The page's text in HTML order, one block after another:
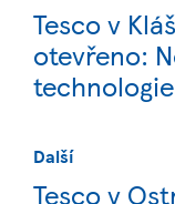
Tesco v
otevřeno:
Další
Tesco v